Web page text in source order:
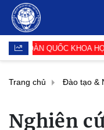
QUỐC KHOA HỌC AN
Trang chủ Đào tạo &
Nghiên